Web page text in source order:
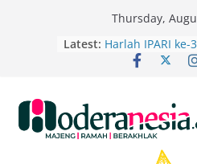
Thursday,
Latest: Harlah IPARI ke-
Islam Kebumen
Agama Islam
yang Inovatif
Fun Gathering
Perkuat